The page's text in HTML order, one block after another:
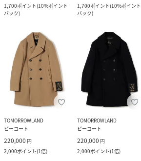
1,700ポイント(10%ポイント
バック)
1,700ポイント(10%ポイント
バック)
TOMORROWLAND
ピーコート
220,000 円
2,000ポイント(1倍)
TOMORROWLAND
ピーコート
220,000 円
2,000ポイント(1倍)